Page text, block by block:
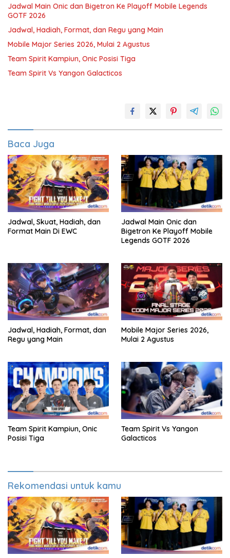
Jadwal Main Onic dan Bigetron Ke Playoff Mobile Legends
GOTF 2026
Jadwal, Hadiah, Format, dan Regu yang Main
Mobile Major Series 2026, Mulai 2 Agustus
Team Spirit Kampiun, Onic Posisi Tiga
Team Spirit Vs Yangon Galacticos
Baca Juga
Jadwal, Skuat, Hadiah, dan
Format Main Di EWC
Jadwal Main Onic dan
Bigetron Ke Playoff Mobile
Legends GOTF 2026
Jadwal, Hadiah, Format, dan
Regu yang Main
Mobile Major Series 2026,
Mulai 2 Agustus
Team Spirit Kampiun, Onic
Posisi Tiga
Team Spirit Vs Yangon
Galacticos
Rekomendasi untuk kamu